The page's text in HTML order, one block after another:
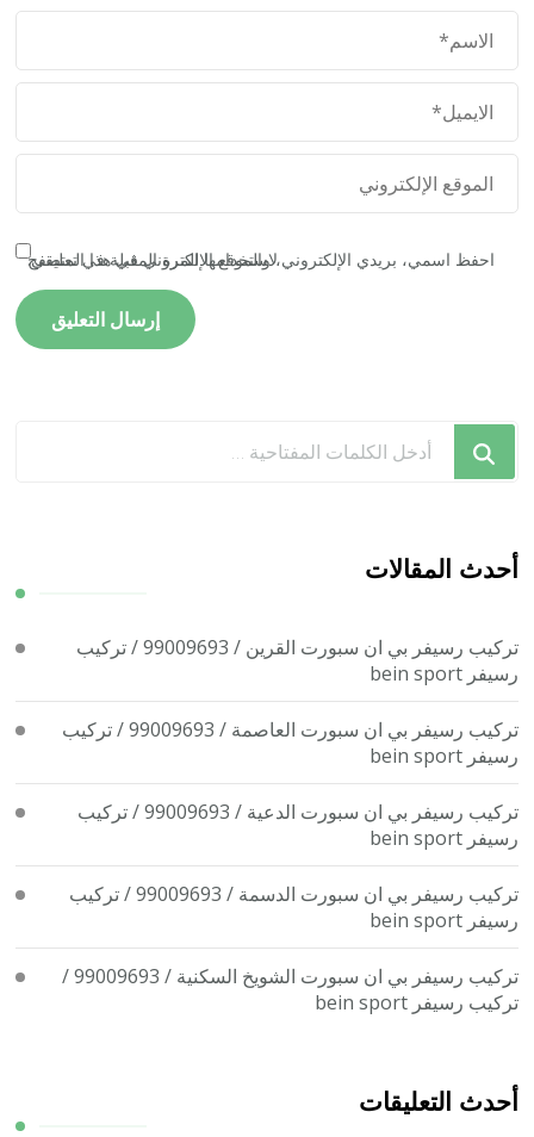
احفظ اسمي، بريدي الإلكتروني، والموقع الإلكتروني في هذا المتصفح لاستخدامها المرة المقبلة في تعليقي.
تبحث
ما؟
أحدث المقالات
تركيب رسيفر بي ان سبورت القرين / 99009693 / تركيب
رسيفر bein sport
تركيب رسيفر بي ان سبورت العاصمة / 99009693 / تركيب
رسيفر bein sport
تركيب رسيفر بي ان سبورت الدعية / 99009693 / تركيب
رسيفر bein sport
تركيب رسيفر بي ان سبورت الدسمة / 99009693 / تركيب
رسيفر bein sport
تركيب رسيفر بي ان سبورت الشويخ السكنية / 99009693 /
تركيب رسيفر bein sport
أحدث التعليقات